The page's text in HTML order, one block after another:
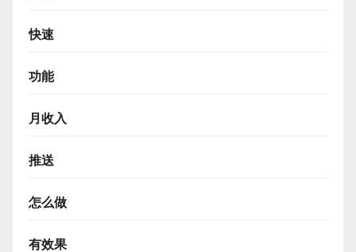
快速
功能
月收入
推送
怎么做
有效果